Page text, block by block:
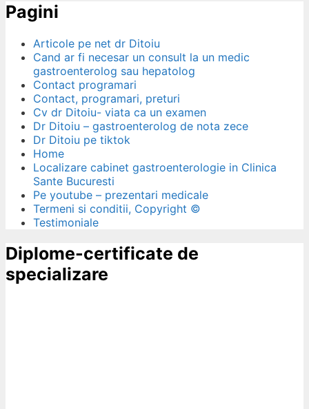
Pagini
Articole pe net dr Ditoiu
Cand ar fi necesar un consult la un medic
gastroenterolog sau hepatolog
Contact programari
Contact, programari, preturi
Cv dr Ditoiu- viata ca un examen
Dr Ditoiu – gastroenterolog de nota zece
Dr Ditoiu pe tiktok
Home
Localizare cabinet gastroenterologie in Clinica
Sante Bucuresti
Pe youtube – prezentari medicale
Termeni si conditii, Copyright ©
Testimoniale
Diplome-certificate de
specializare